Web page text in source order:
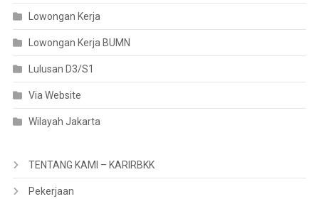
Lowongan Kerja
Lowongan Kerja BUMN
Lulusan D3/S1
Via Website
Wilayah Jakarta
TENTANG KAMI – KARIRBKK
Pekerjaan